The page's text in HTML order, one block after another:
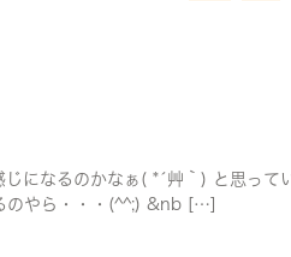
になるのかなぁ( *´艸｀) と思って
のやら・・・(^^;) &nb […]